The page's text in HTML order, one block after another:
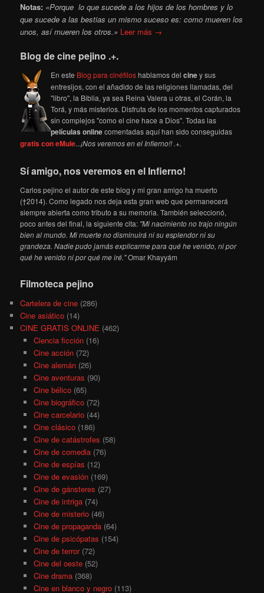
Notas: «Porque lo que sucede a los hijos de los hombres y lo
que sucede a las bestias un mismo suceso es: como mueren los
unos, así mueren los otros.» Leer más →
Blog de cine pejino .+.
En este Blog para cinéfiloshablamos delciney sus
entresijos, con el añadido de las religiones llamadas, del
"libro", la Biblia, ya sea Reina Valera u otras, el Corán, la
Torá, y más misterios. Disfruta de los momentos capturados
sin complejos "como el cine hace a Dios". Todas las
películas onlinecomentadas aquí han sido conseguidas
gratis con eMule...¡Nos veremos en el Infierno!! .+.
Sí amigo, nos veremos en el Infierno!
Carlos pejino el autor de este blog y mi gran amigo ha muerto
(†2014). Como legado nos deja esta gran web que permanecerá
siempre abierta como tributo a su memoria. También seleccionó,
poco antes del final, la siguiente cita: "Mi nacimiento no trajo ningún
bien al mundo. Mi muerte no disminuirá ni su esplendor ni su
grandeza. Nadie pudo jamás explicarme para qué he venido, ni por
qué he venido ni por qué me iré."Omar Khayyám
Filmoteca pejino
Cartelera de cine (286)
Cine asiático (14)
CINE GRATIS ONLINE (462)
Ciencia ficción(16)
Cine acción(72)
Cine alemán(26)
Cine aventuras (90)
Cine bélico(65)
Cine biográfico(72)
Cine carcelario(44)
Cine clásico(186)
Cine de catástrofes (58)
Cine de comedia(76)
Cine de espías (12)
Cine de evasión(169)
Cine de gánsteres (27)
Cine de intriga(74)
Cine de misterio(46)
Cine de propaganda(64)
Cine de psicópatas (154)
Cine de terror(72)
Cine del oeste(52)
Cine drama(368)
Cine en blanco y negro(113)